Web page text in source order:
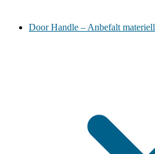
Door Handle – Anbefalt materiell